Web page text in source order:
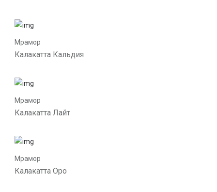
Мрамор
Калакатта Кальдия
Мрамор
Калакатта Лайт
Мрамор
Калакатта Оро